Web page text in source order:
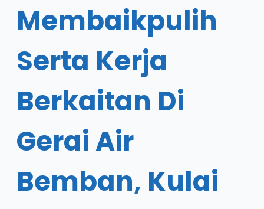
Membaikpulih
Serta Kerja
Berkaitan Di
Gerai Air
Bemban, Kulai